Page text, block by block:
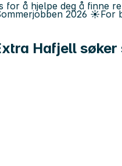
2026 ☀️For
Hafjell
for å hjelpe deg å